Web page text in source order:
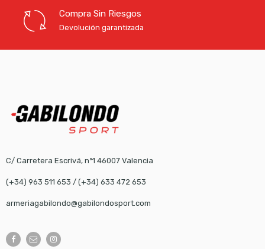
Compra Sin Riesgos
Devolución garantizada
C/ Carretera Escrivá, nº1 46007 Valencia
(+34) 963 511 653 / (+34) 633 472 653
armeriagabilondo@gabilondosport.com